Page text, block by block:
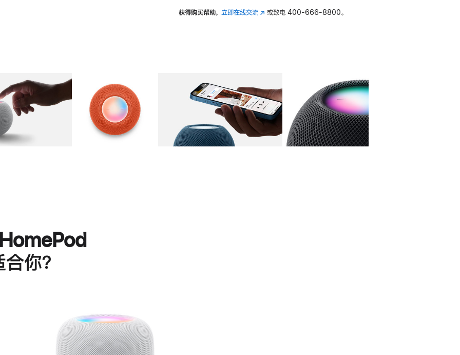
获得购买帮助， 立即在线交流(在 或致电 400-666-8800。
图库 图像 图库 图像 图库 图像 4 图库 图像 5
你？
进
一
步
了